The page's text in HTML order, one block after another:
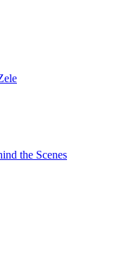
the Scenes